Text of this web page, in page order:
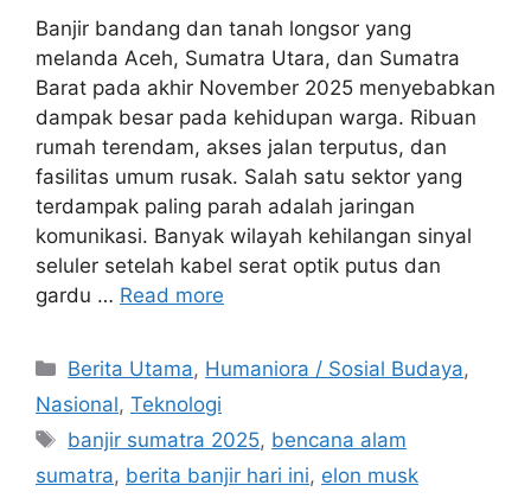
Banjir bandang dan tanah longsor yang
melanda Aceh, Sumatra Utara, dan Sumatra
Barat pada akhir November 2025 menyebabkan
dampak besar pada kehidupan warga. Ribuan
rumah terendam, akses jalan terputus, dan
fasilitas umum rusak. Salah satu sektor yang
terdampak paling parah adalah jaringan
komunikasi. Banyak wilayah kehilangan sinyal
seluler setelah kabel serat optik putus dan
gardu … Read more
C
a
e
g
Berita Utama, Humaniora / Sosial Budaya,
Nasional, Teknologi
T
a
banjir sumatra 2025, bencana alam
sumatra, berita banjir hari ini, elon musk